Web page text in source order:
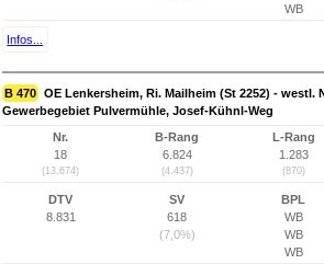
WB
Infos...
B 470 OE Lenkersheim, Ri. Mailheim (St 2252) - westl.
Gewerbegebiet Pulvermühle, Josef-Kühnl-Weg
Nr.
18
(13.674)
B-Rang
6.824
(4.437)
L-Rang
1.283
(870)
DTV
8.831
SV
618
(7,0%)
BPL
WB
WB
WB